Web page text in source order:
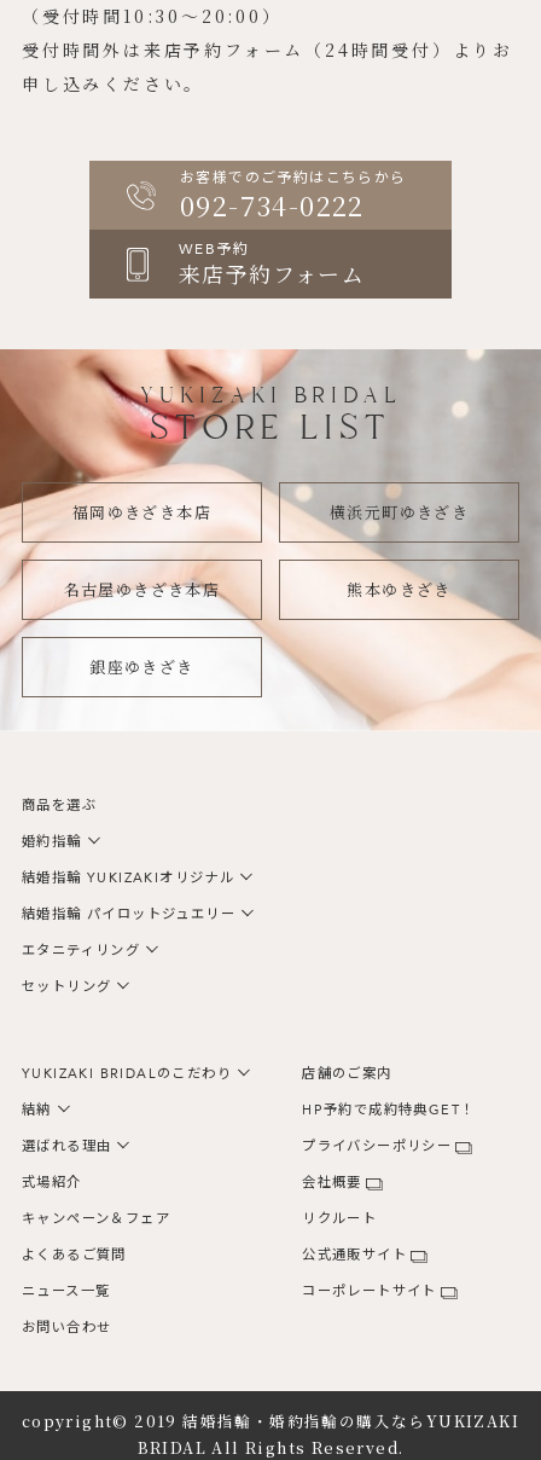
（受付時間10:30〜20:00）
受付時間外は来店予約フォーム（24時間受付）よりお
申し込みください。
お客様でのご予約はこちらから
092-734-0222
WEB予約
来店予約フォーム
YUKIZAKI BRIDAL
STORE LIST
福岡ゆきざき本店 横浜元町ゆきざき
名古屋ゆきざき本店 熊本ゆきざき
銀座ゆきざき
商品を選ぶ
婚約指輪
結婚指輪 YUKIZAKIオリジナル
結婚指輪 パイロットジュエリー
エタニティリング
セットリング
YUKIZAKI BRIDALのこだわり
結納
選ばれる理由
式場紹介
キャンペーン＆フェア
よくあるご質問
ニュース一覧
お問い合わせ
店舗のご案内
HP予約で成約特典GET！
プライバシーポリシー
会社概要
リクルート
公式通販サイト
コーポレートサイト
copyright© 2019結婚指輪・婚約指輪の購入ならYUKIZAKI
BRIDAL All Rights Reserved.